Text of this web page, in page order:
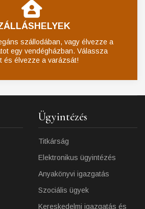
szállodában, vagy élvezze a
egy vendégházban. Válassza
és élvezze a varázsát!
Ügyintézés
Titkárság
Elektronikus ügyintézés
Anyakönyvi igazgatás
Szociális ügyek
Kereskedelmi igazgatás és